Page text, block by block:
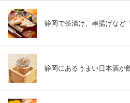
静岡で茶漬け、串揚げなど
静岡にあるうまい日本酒が